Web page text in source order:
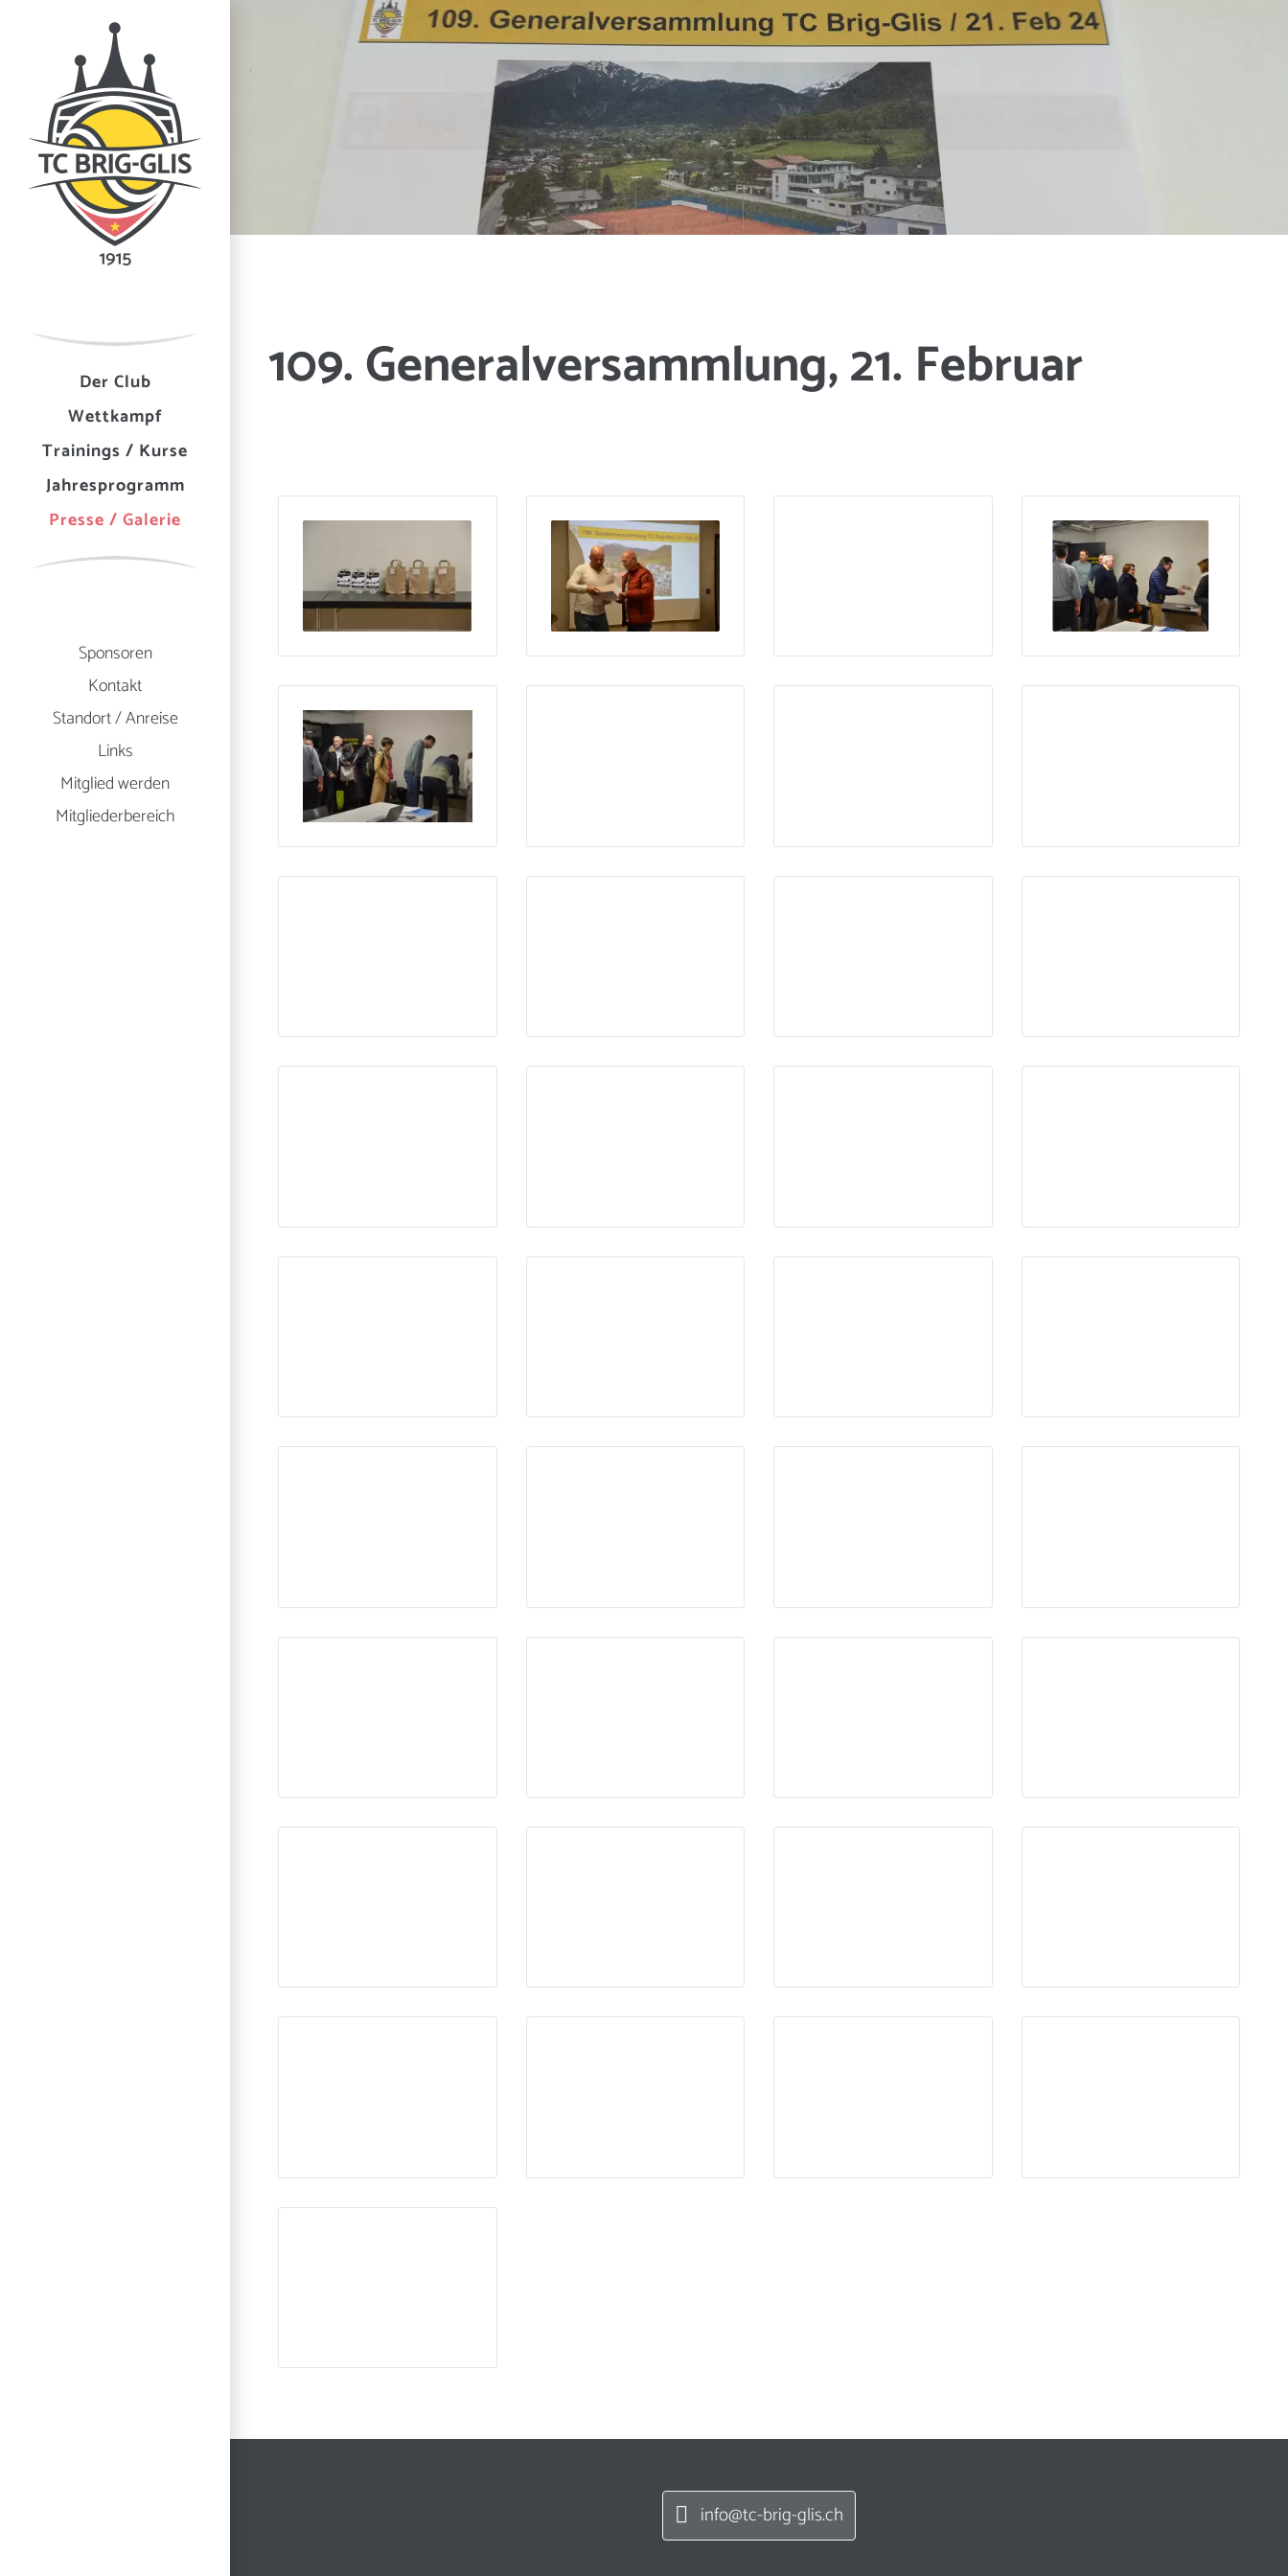
Der Club
Wettkampf
Trainings / Kurse
Jahresprogramm
Presse / Galerie
Sponsoren
Kontakt
Standort / Anreise
Links
Mitglied werden
Mitgliederbereich
109. Generalversammlung, 21. Februar
info@tc-brig-glis.ch